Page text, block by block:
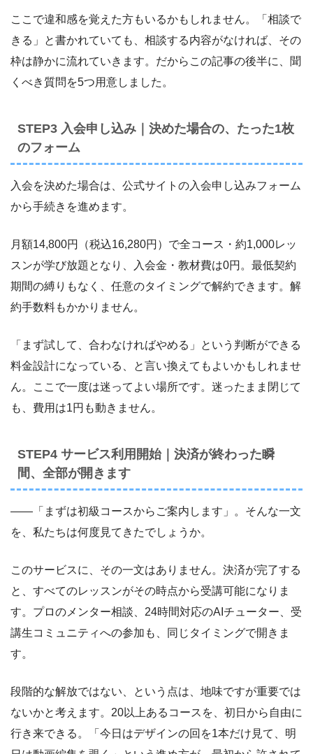
ここで違和感を覚えた方もいるかもしれません。「相談で
きる」と書かれていても、相談する内容がなければ、その
枠は静かに流れていきます。だからこの記事の後半に、聞
くべき質問を5つ用意しました。
STEP3 入会申し込み｜決めた場合の、たった1枚
のフォーム
入会を決めた場合は、公式サイトの入会申し込みフォーム
から手続きを進めます。
月額14,800円（税込16,280円）で全コース・約1,000レッ
スンが学び放題となり、入会金・教材費は0円。最低契約
期間の縛りもなく、任意のタイミングで解約できます。解
約手数料もかかりません。
「まず試して、合わなければやめる」という判断ができる
料金設計になっている、と言い換えてもよいかもしれませ
ん。ここで一度は迷ってよい場所です。迷ったまま閉じて
も、費用は1円も動きません。
STEP4 サービス利用開始｜決済が終わった瞬
間、全部が開きます
――「まずは初級コースからご案内します」。そんな一文
を、私たちは何度見てきたでしょうか。
このサービスに、その一文はありません。決済が完了する
と、すべてのレッスンがその時点から受講可能になりま
す。プロのメンター相談、24時間対応のAIチューター、受
講生コミュニティへの参加も、同じタイミングで開きま
す。
段階的な解放ではない、という点は、地味ですが重要では
ないかと考えます。20以上あるコースを、初日から自由に
行き来できる。「今日はデザインの回を1本だけ見て、明